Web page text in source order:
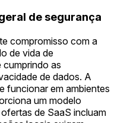
de segurança
compromisso com a
de vida de
as
de dados. A
funcionar em ambientes
um modelo
de SaaS incluam